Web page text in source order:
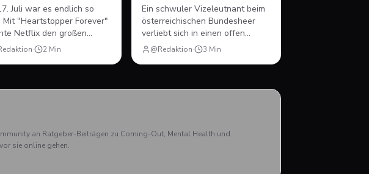
Juli war es endlich so
Mit "Heartstopper Forever"
Netflix den großen
der gefeierten
Coming-of-Age-Serie
das große Finale zu
hatte.
· 2 Min
Ein schwuler Vizeleutnant beim
österreichischen Bundesheer
verliebt sich in einen offen
schwulen Rekruten. Drama über
Männlichkeit, Militär und den
@Redaktion· 3 Min
an Ratgeber-Beiträgen zu Coming-Out, Mental Health und
sie online gehen.